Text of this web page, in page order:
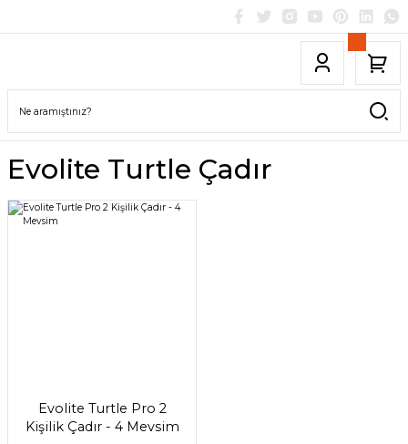
Evolite Turtle Çadır
Evolite Turtle Pro 2
Kişilik Çadır - 4 Mevsim